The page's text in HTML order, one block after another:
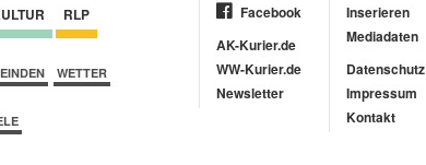
RLP
WETTER
Facebook
AK-Kurier.de
WW-Kurier.de
Newsletter
Inserieren
Mediadaten
Datenschutz
Impressum
Kontakt